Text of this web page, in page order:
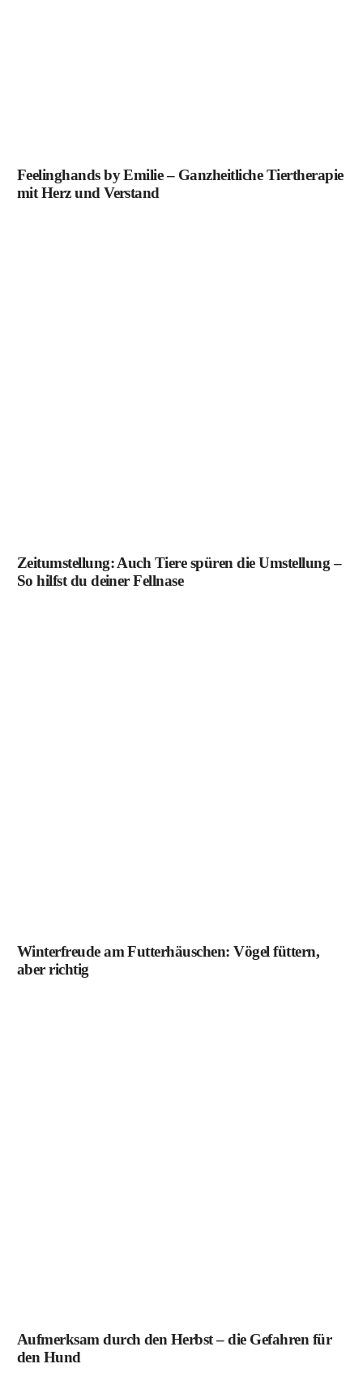
Feelinghands by Emilie – Ganzheitliche Tiertherapie
mit Herz und Verstand
Zeitumstellung: Auch Tiere spüren die Umstellung –
So hilfst du deiner Fellnase
Winterfreude am Futterhäuschen: Vögel füttern,
aber richtig
Aufmerksam durch den Herbst – die Gefahren für
den Hund